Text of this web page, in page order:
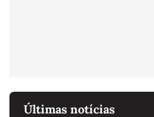
Últimas notícias